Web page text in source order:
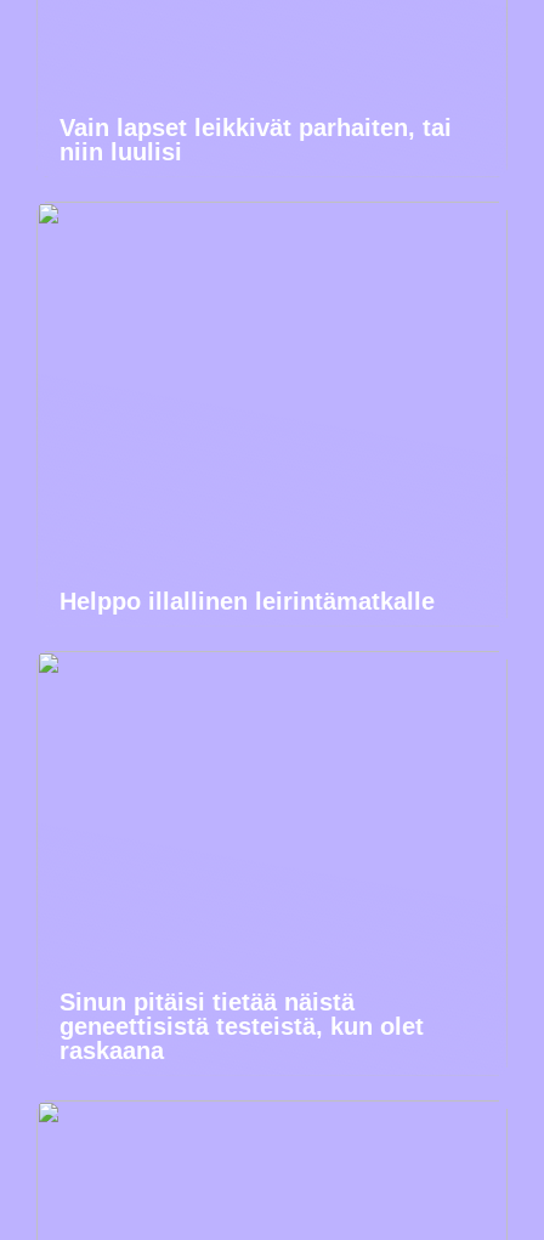
Vain lapset leikkivät parhaiten, tai
niin luulisi
Helppo illallinen leirintämatkalle
Sinun pitäisi tietää näistä
geneettisistä testeistä, kun olet
raskaana